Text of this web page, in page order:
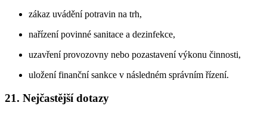
zákaz uvádění potravin na trh,
nařízení povinné sanitace a dezinfekce,
uzavření provozovny nebo pozastavení výkonu činnosti,
uložení finanční sankce v následném správním řízení.
21. Nejčastější dotazy